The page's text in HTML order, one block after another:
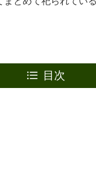
目次